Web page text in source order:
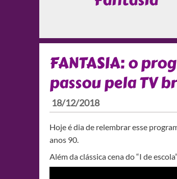
FANTASIA: o
passou pela TV
18/12/2018
Hoje é dia de relembrar esse
anos 90.
Além da clássica cena do “I de